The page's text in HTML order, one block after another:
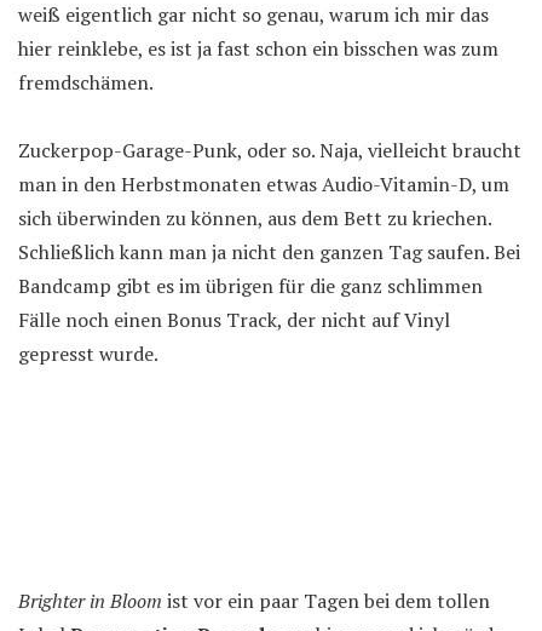
weiß eigentlich gar nicht so genau, warum ich mir das
hier reinklebe, es ist ja fast schon ein bisschen was zum
fremdschämen.
Zuckerpop-Garage-Punk, oder so. Naja, vielleicht braucht
man in den Herbstmonaten etwas Audio-Vitamin-D, um
sich überwinden zu können, aus dem Bett zu kriechen.
Schließlich kann man ja nicht den ganzen Tag saufen. Bei
Bandcamp gibt es im übrigen für die ganz schlimmen
Fälle noch einen Bonus Track, der nicht auf Vinyl
gepresst wurde.
Brighter in Bloom ist vor ein paar Tagen bei dem tollen